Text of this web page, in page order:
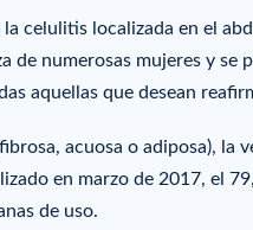
celulitis localizada en el
de numerosas mujeres y se
aquellas que desean
acuosa o adiposa), la
en marzo de 2017, el
de uso.